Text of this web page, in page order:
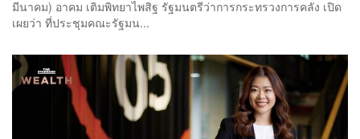
มีนาคม) อาคม เติมพิทยาไพสิฐ รัฐมนตรีว่าการกระทรวงการคลัง เปิด
เผยว่า ที่ประชุมคณะรัฐมน...